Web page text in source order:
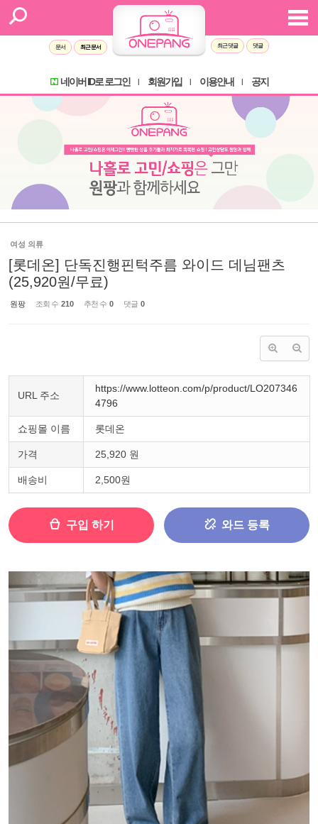
문서 최근 문서 최근 댓글 댓글
네이버 ID로 로그인 회원가입 이용안내 공지
여성 의류
[롯데온] 단독진행핀턱주름 와이드 데님팬츠
(25,920원/무료)
원팡 조회 수 210 추천 수 0 댓글 0
URL 주소
https://www.lotteon.com/p/product/LO207346
4796
쇼핑몰 이름 롯데온
가격 25,920 원
배송비 2,500원
구입 하기 와드 등록